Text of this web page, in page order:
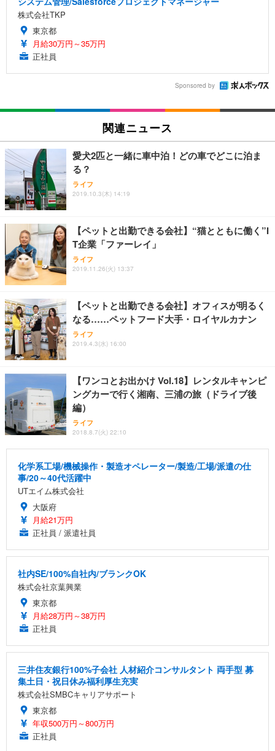
株式会社TKP
東京都
月給30万円～35万円
正社員
Sponsored by
関連ニュース
愛犬2匹と一緒に車中泊！どの車でどこに泊ま
る？
ライフ
2019.10.3(木) 14:19
【ペットと出勤できる会社】“猫とともに働く”I
T企業「ファーレイ」
ライフ
2019.11.26(火) 13:37
【ペットと出勤できる会社】オフィスが明るく
なる……ペットフード大手・ロイヤルカナン
ライフ
2019.4.3(水) 16:00
【ワンコとお出かけ Vol.18】レンタルキャンピ
ングカーで行く湘南、三浦の旅（ドライブ後
編）
ライフ
2018.8.7(火) 22:10
化学系工場/機械操作・製造オペレーター/製造/工場/派遣の仕
事/20～40代活躍中
UTエイム株式会社
大阪府
月給21万円
正社員 / 派遣社員
社内SE/100%自社内/ブランクOK
株式会社京葉興業
東京都
月給28万円～38万円
正社員
三井住友銀行100%子会社 人材紹介コンサルタント 両手型 募
集土日・祝日休み福利厚生充実
株式会社SMBCキャリアサポート
東京都
年収500万円～800万円
正社員